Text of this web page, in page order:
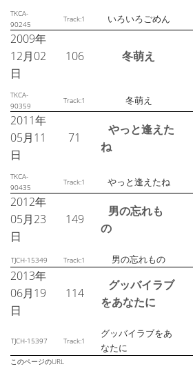
TKCA-
90245
Track:1 いろいろごめん
2009年
12月02
日
106 冬萌え
TKCA-
90359
Track:1 冬萌え
2011年
05月11
日
71
やっと逢えた
ね
TKCA-
90435
Track:1 やっと逢えたね
2012年
05月23
日
149
男の忘れも
の
TJCH-15349 Track:1 男の忘れもの
2013年
06月19
日
114
グッバイラブ
をあなたに
TJCH-15397 Track:1
グッバイラブをあ
なたに
このページのURL